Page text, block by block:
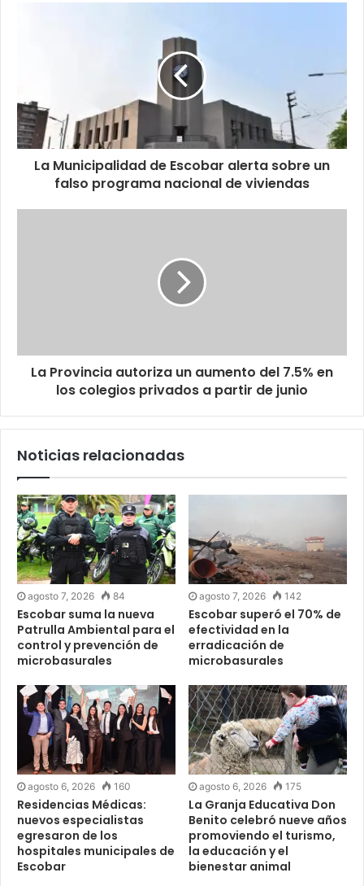
La Municipalidad de Escobar alerta sobre un
falso programa nacional de viviendas
La Provincia autoriza un aumento del 7.5% en
los colegios privados a partir de junio
Noticias relacionadas
agosto 7, 2026 84
Escobar suma la nueva
Patrulla Ambiental para el
control y prevención de
microbasurales
agosto 7, 2026 142
Escobar superó el 70% de
efectividad en la
erradicación de
microbasurales
agosto 6, 2026 160
Residencias Médicas:
nuevos especialistas
egresaron de los
hospitales municipales de
Escobar
agosto 6, 2026 175
La Granja Educativa Don
Benito celebró nueve años
promoviendo el turismo,
la educación y el
bienestar animal